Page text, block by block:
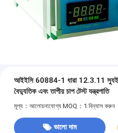
আইইসি 60884-1 ধারা 12.3.11 স্যুইচ
বৈদ্যুতিক এবং তাপীয় চাপ টেস্ট যন্ত্রপাতি
মূল্য：আলোচনাযোগ্য MOQ：1 বিন্যাস করুন
ভালো দাম